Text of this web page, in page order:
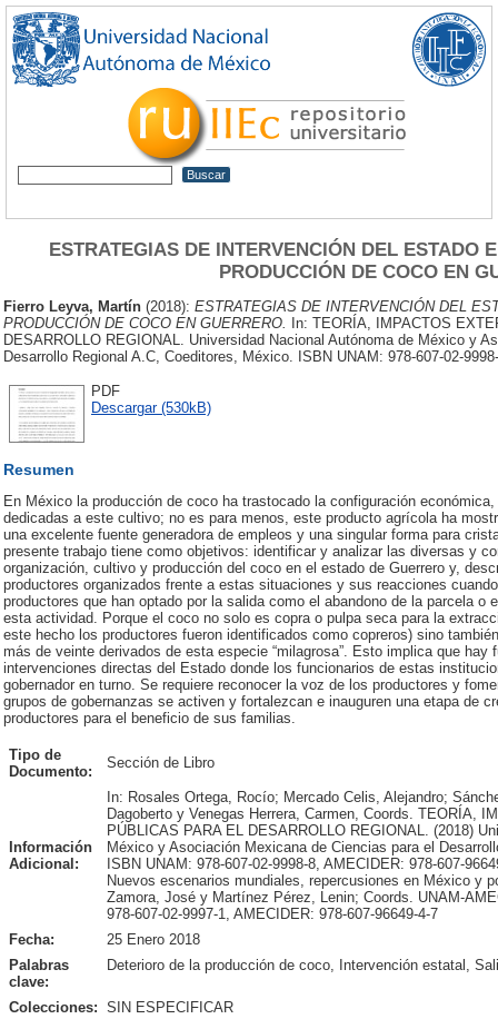
ESTRATEGIAS DE INTERVENCIÓN DEL ESTADO
PRODUCCIÓN DE COCO EN
Fierro Leyva, Martín (2018): ESTRATEGIAS DE INTERVENCIÓN DEL
PRODUCCIÓN DE COCO EN GUERRERO.
In: TEORÍA, IMPACTOS
DESARROLLO REGIONAL. Universidad Nacional Autónoma de México y
Desarrollo Regional A.C, Coeditores, México. ISBN UNAM: 978-607-02-
PDF
Descargar (530kB)
Resumen
En México la producción de coco ha trastocado la configuración
dedicadas a este cultivo; no es para menos, este producto agrícola ha
una excelente fuente generadora de empleos y una singular forma para
presente trabajo tiene como objetivos: identificar y analizar las diversas y
organización, cultivo y producción del coco en el estado de Guerrero y,
productores organizados frente a estas situaciones y sus reacciones
productores que han optado por la salida como el abandono de la parcela o
esta actividad. Porque el coco no solo es copra o pulpa seca para la
este hecho los productores fueron identificados como copreros) sino
más de veinte derivados de esta especie “milagrosa”. Esto implica que hay
intervenciones directas del Estado donde los funcionarios de estas
gobernador en turno. Se requiere reconocer la voz de los productores y
grupos de gobernanzas se activen y fortalezcan e inauguren una etapa de
productores para el beneficio de sus familias.
Tipo de
Documento:
Sección de Libro
Información
Adicional:
In: Rosales Ortega, Rocío; Mercado Celis, Alejandro;
Dagoberto y Venegas Herrera, Carmen, Coords. TEORÍA,
PÚBLICAS PARA EL DESARROLLO REGIONAL. (2018)
México y Asociación Mexicana de Ciencias para el
ISBN UNAM: 978-607-02-9998-8, AMECIDER: 978-607-
Nuevos escenarios mundiales, repercusiones en México y
Zamora, José y Martínez Pérez, Lenin; Coords. UNAM-
978-607-02-9997-1, AMECIDER: 978-607-96649-4-7
Fecha:
25 Enero 2018
Palabras
clave:
Deterioro de la producción de coco, Intervención estatal,
Colecciones: SIN ESPECIFICAR